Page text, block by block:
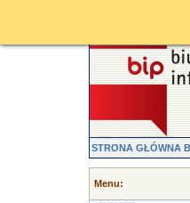
STRONA GŁÓWNA
Menu: